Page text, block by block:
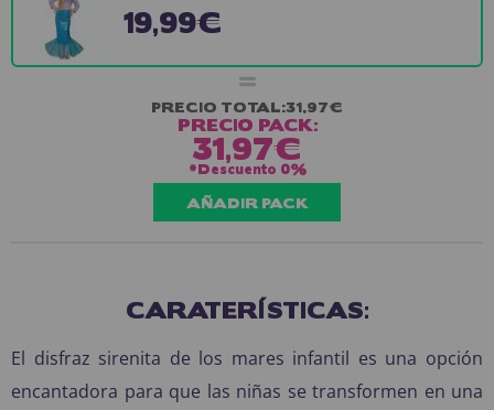
19,99€
=
PRECIO TOTAL:31,97€
PRECIO PACK:
31,97€
*Descuento 0%
AÑADIR PACK
CARATERÍSTICAS:
El disfraz sirenita de los mares infantil es una opción
encantadora para que las niñas se transformen en una